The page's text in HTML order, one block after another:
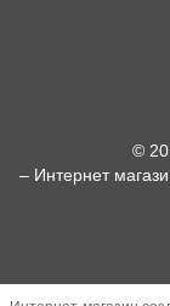
©
– Интернет